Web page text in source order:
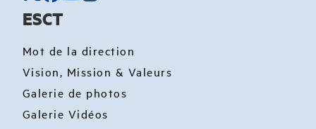
ESCT
Mot de la direction
Vision, Mission & Valeurs
Galerie de photos
Galerie Vidéos